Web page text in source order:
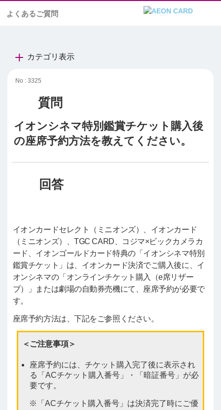
よくあるご質問
カテゴリ表示
No : 3325
イオンシネマ特別鑑賞チケット購入後
の座席予約方法を教えてください。
イオンカードセレクト（ミニオンズ）、イオンカード
（ミニオンズ）、TGC CARD、コジマ×ビックカメラカ
ード、イオンゴールドカード特典の「イオンシネマ特別
鑑賞チケット」は、イオンカード決済でご購入後に、イ
オンシネマの「オンラインチケット購入（e席リザー
ブ）」または劇場の自動券売機にて、座席予約が必要で
す。
座席予約方法は、下記をご参照ください。
＜ご注意事項＞
座席予約には、チケット購入完了後に表示され
る「ACチケット購入番号」・「暗証番号」が必
要です。
「ACチケット購入番号」は決済完了時にご優